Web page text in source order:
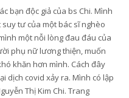
bạn độc giả của bs Chi. Mình
tư của một bác sĩ nghèo
một nỗi lòng đau đáu của
phụ nữ lương thiện, muốn
khăn hơn mình. Cách đây
dịch covid xảy ra. Mình có lập
Thị Kim Chi. Trang